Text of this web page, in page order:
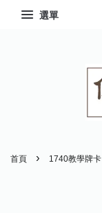
選單
首頁 › 1740教學牌卡